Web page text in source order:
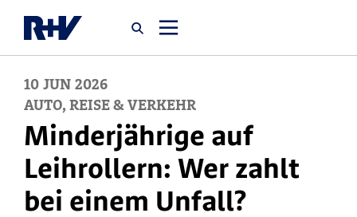
Startseite
Newsroom
Über uns
10 JUN 2026
AUTO, REISE & VERKEHR
Minderjährige auf
Leihrollern: Wer zahlt
bei einem Unfall?